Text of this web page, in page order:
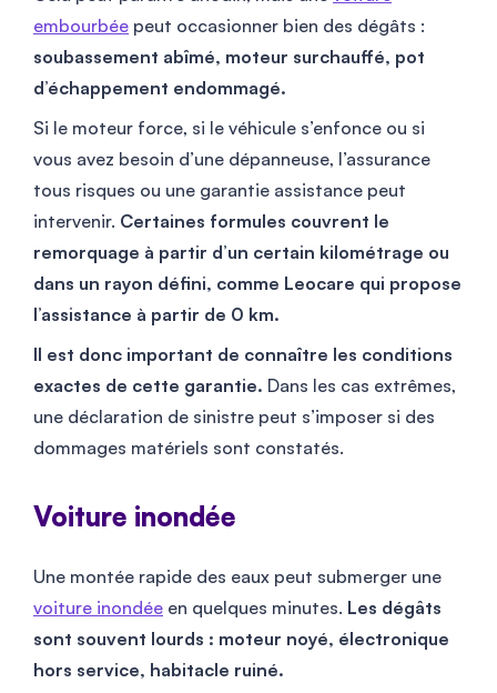
embourbée peut occasionner bien des dégâts :
soubassement abîmé, moteur surchauffé, pot
d’échappement endommagé.
Si le moteur force, si le véhicule s’enfonce ou si
vous avez besoin d’une dépanneuse, l’assurance
tous risques ou une garantie assistance peut
intervenir. Certaines formules couvrent le
remorquage à partir d’un certain kilométrage ou
dans un rayon défini, comme Leocare qui propose
l’assistance à partir de 0 km.
Il est donc important de connaître les conditions
exactes de cette garantie. Dans les cas extrêmes,
une déclaration de sinistre peut s’imposer si des
dommages matériels sont constatés.
Voiture inondée
Une montée rapide des eaux peut submerger une
voiture inondée en quelques minutes. Les dégâts
sont souvent lourds : moteur noyé, électronique
hors service, habitacle ruiné.